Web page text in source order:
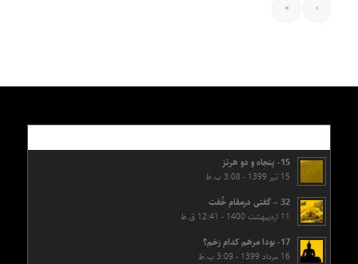
›
»
15- پنجاه و دو هرتز
15 تیر 1399 - 3:08 ب.ظ
32 – گفتی درمقام خُفت
11 اردیبهشت 1400 - 12:41 ق.ظ
17- بودا مرهم کدام زخم؟
16 مرداد 1399 - 3:09 ب.ظ